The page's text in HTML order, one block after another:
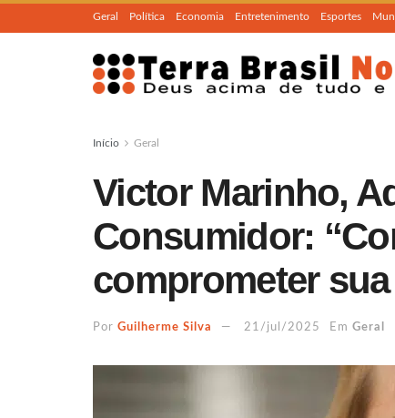
Geral Política Economia Entretenimento Esportes
Início Geral
Victor Marinho,
Consumidor:
comprometer
Por Guilherme Silva 21/jul/2025 Em Geral